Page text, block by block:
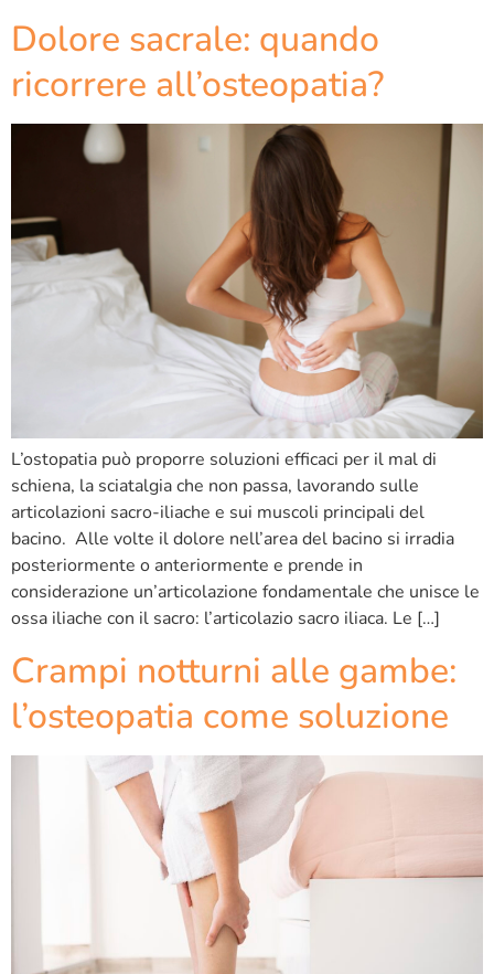
Dolore sacrale: quando
ricorrere all’osteopatia?
L’ostopatia può proporre soluzioni efficaci per il mal di
schiena, la sciatalgia che non passa, lavorando sulle
articolazioni sacro-iliache e sui muscoli principali del
bacino. Alle volte il dolore nell’area del bacino si irradia
posteriormente o anteriormente e prende in
considerazione un’articolazione fondamentale che unisce le
ossa iliache con il sacro: l’articolazio sacro iliaca. Le […]
Crampi notturni alle gambe:
l’osteopatia come soluzione